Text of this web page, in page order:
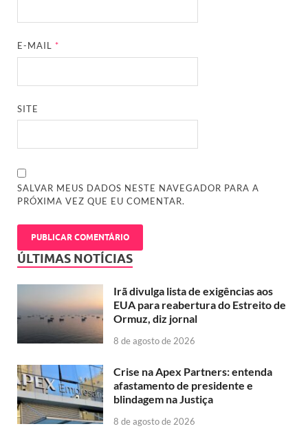
E-MAIL*
SITE
SALVAR MEUS DADOS NESTE NAVEGADOR PARA A
PRÓXIMA VEZ QUE EU COMENTAR.
ÚLTIMAS NOTÍCIAS
Irã divulga lista de exigências aos
EUA para reabertura do Estreito de
Ormuz, diz jornal
8 de agosto de 2026
Crise na Apex Partners: entenda
afastamento de presidente e
blindagem na Justiça
8 de agosto de 2026